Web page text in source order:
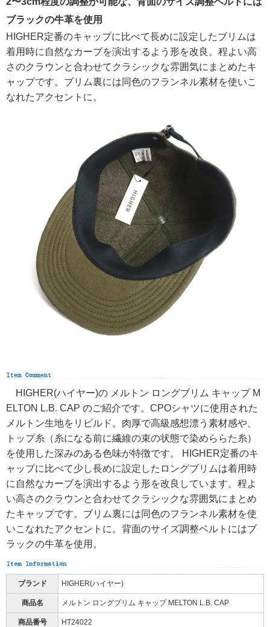
ブラックの牛革を使用
HIGHER定番のキャップに比べて長めに設定したブリムは
着用時に自然なカーブを演出するよう形を改良。程よい高
さのクラウンと合わせてクラシックな雰囲気にまとめたキ
ャップです。ブリム裏には同色のフランネル素材を使いこ
なれたアクセントに。
HIGHER(ハイヤー)の メルトン ロングブリム キャップ M
ELTON L.B. CAP のご紹介です。CPOシャツに使用された
メルトン生地をリビルド。肉厚で高級感想漂う素材感や、
トップ糸（糸になる前に繊維の束の状態で染めららた糸）
を使用した深みのある色味が特徴です。 HIGHER定番のキ
ャップに比べて少し長めに設定したロングブリムは着用時
に自然なカーブを演出するよう形を改良しています。程よ
い高さのクラウンと合わせてクラシックな雰囲気にまとめ
たキャップです。ブリム裏には同色のフランネル素材を使
いこなれたアクセントに。背面のサイズ調整ベルトにはブ
ラックの牛革を使用。
ブランド HIGHER(ハイヤー)
商品名 メルトン ロングブリム キャップ MELTON L.B. CAP
商品番号 HT24022